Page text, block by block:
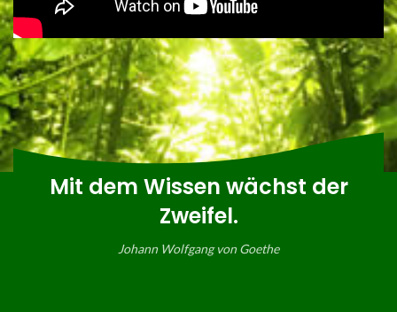
Mit dem Wissen wächst der
Zweifel.
Johann Wolfgang von Goethe